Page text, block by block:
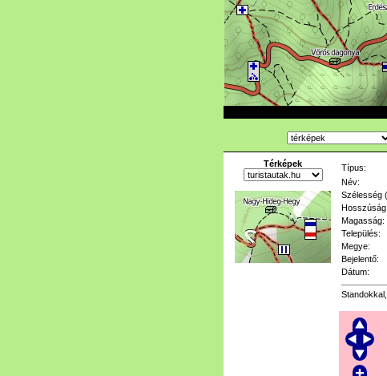
Térképek Típus:
Név:
Szélesség
Hosszúság
Magasság:
Település:
Megye:
Bejelentő:
Dátum: